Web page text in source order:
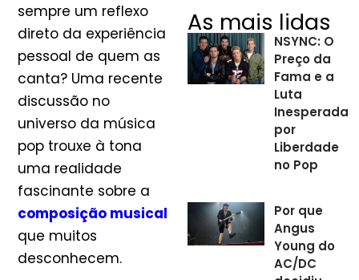
sempre um reflexo
direto da experiência
pessoal de quem as
canta? Uma recente
discussão no
universo da música
pop trouxe à tona
uma realidade
fascinante sobre a
composição musical
que muitos
desconhecem.
As mais lidas
NSYNC: O
Preço da
Fama e a
Luta
Inesperada
por
Liberdade
no Pop
Por que
Angus
Young do
AC/DC